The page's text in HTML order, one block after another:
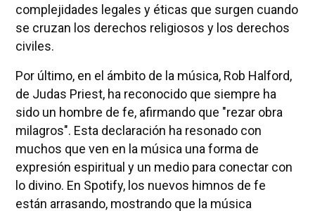
complejidades legales y éticas que surgen cuando
se cruzan los derechos religiosos y los derechos
civiles.
Por último, en el ámbito de la música, Rob Halford,
de Judas Priest, ha reconocido que siempre ha
sido un hombre de fe, afirmando que "rezar obra
milagros". Esta declaración ha resonado con
muchos que ven en la música una forma de
expresión espiritual y un medio para conectar con
lo divino. En Spotify, los nuevos himnos de fe
están arrasando, mostrando que la música